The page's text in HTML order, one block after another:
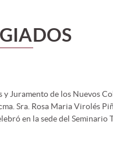
Juramento de los Nuevos
Sra. Rosa Maria Virolés
en la sede del